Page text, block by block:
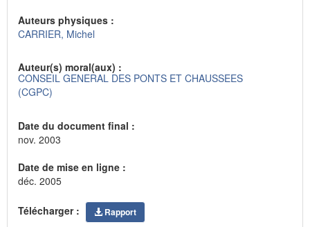
Auteurs physiques :
CARRIER, Michel
Auteur(s) moral(aux) :
CONSEIL GENERAL DES PONTS ET CHAUSSEES
(CGPC)
Date du document final :
nov. 2003
Date de mise en ligne :
déc. 2005
Télécharger : Rapport